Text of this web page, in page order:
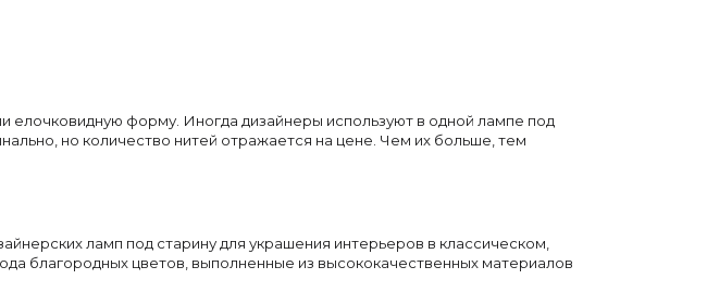
форму. Иногда дизайнеры используют в одной лампе под
но количество нитей отражается на цене. Чем их больше, тем
ламп под старину для украшения интерьеров в классическом,
благородных цветов, выполненные из высококачественных материалов